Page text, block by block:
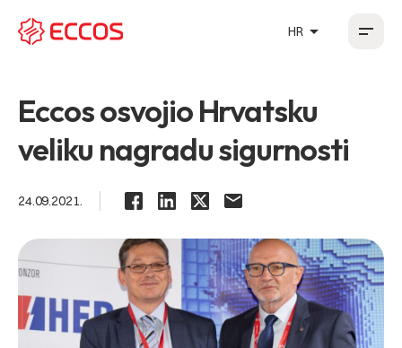
HR arrow_drop_up
Eccos osvojio Hrvatsku
veliku nagradu sigurnosti
24.09.2021.